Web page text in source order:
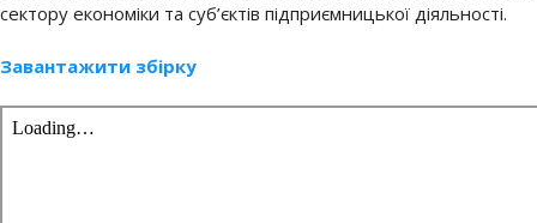
сектору економіки та суб’єктів підприємницької діяльності.
Завантажити збірку